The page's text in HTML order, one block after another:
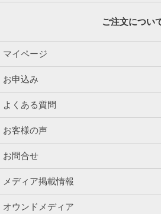
ご注文につい
マイページ
お申込み
よくある質問
お客様の声
お問合せ
メディア掲載情報
オウンドメディア